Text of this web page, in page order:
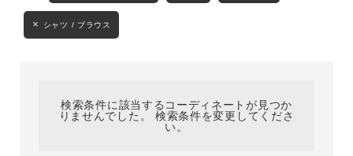
MENS LADIES KIDS
シャツ / ブラウス
検索条件に該当するコーディネートが見つか
りませんでした。 検索条件を変更してくださ
い。